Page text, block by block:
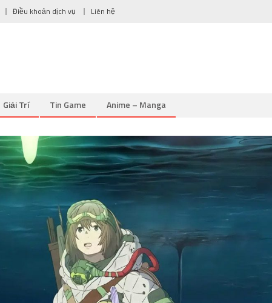
Điều khoản dịch vụ Liên hệ
Giải Trí Tin Game Anime – Manga